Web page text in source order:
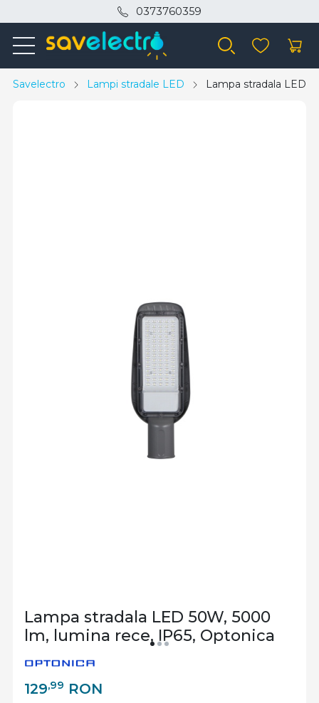
0373760359
Savelectro Lampi stradale LED Lampa stradala LED
Lampa stradala LED 50W, 5000
lm, lumina rece, IP65, Optonica
129,99 RON